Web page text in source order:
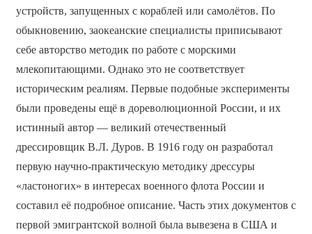
устройств, запущенных с кораблей или самолётов. По
обыкновению, заокеанские специалисты приписывают
себе авторство методик по работе с морскими
млекопитающими. Однако это не соответствует
историческим реалиям. Первые подобные эксперименты
были проведены ещё в дореволюционной России, и их
истинный автор — великий отечественный
дрессировщик В.Л. Дуров. В 1916 году он разработал
первую научно-практическую методику дрессуры
«ластоногих» в интересах военного флота России и
составил её подробное описание. Часть этих документов с
первой эмигрантской волной была вывезена в США и